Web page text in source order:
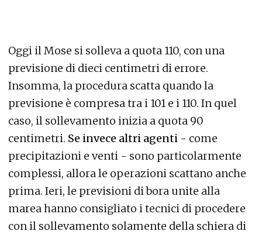
Oggi il Mose si solleva a quota 110, con una
previsione di dieci centimetri di errore.
Insomma, la procedura scatta quando la
previsione è compresa tra i 101 e i 110. In quel
caso, il sollevamento inizia a quota 90
centimetri. Se invece altri agenti - come
precipitazioni e venti - sono particolarmente
complessi, allora le operazioni scattano anche
prima. Ieri, le previsioni di bora unite alla
marea hanno consigliato i tecnici di procedere
con il sollevamento solamente della schiera di